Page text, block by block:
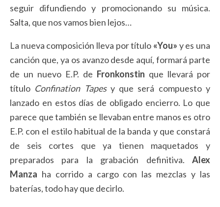
seguir difundiendo y promocionando su música.
Salta, que nos vamos bien lejos…
La nueva composición lleva por título «You» y es una
canción que, ya os avanzo desde aquí, formará parte
de un nuevo E.P. de Fronkonstin que llevará por
título Confination Tapes y que será compuesto y
lanzado en estos días de obligado encierro. Lo que
parece que también se llevaban entre manos es otro
E.P. con el estilo habitual de la banda y que constará
de seis cortes que ya tienen maquetados y
preparados para la grabación definitiva. Alex
Manza ha corrido a cargo con las mezclas y las
baterías, todo hay que decirlo.